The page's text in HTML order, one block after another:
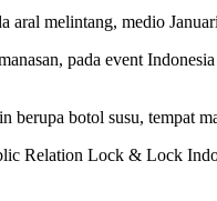
aral melintang, medio
pada event
berupa botol susu, tempat
Relation Lock & Lock